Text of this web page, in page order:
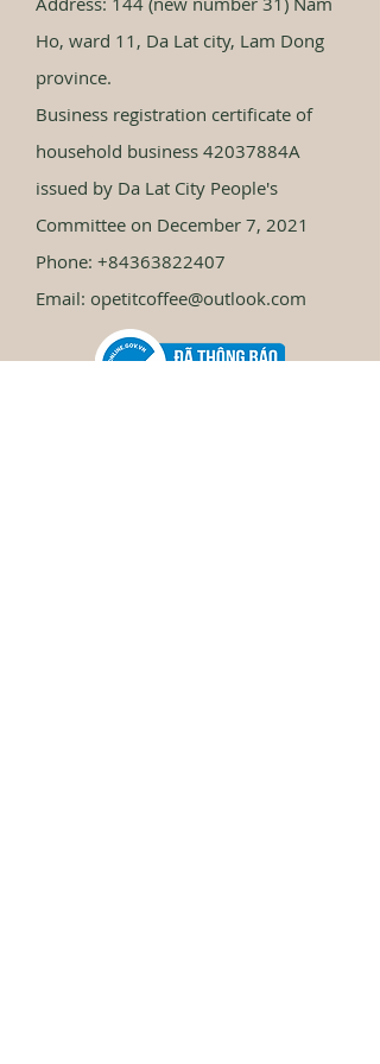
Ho, ward 11, Da Lat city, Lam Dong
province.
Business registration certificate of
household business 42037884A
issued by Da Lat City People's
Committee on December 7, 2021
Phone: +84363822407
Email: opetitcoffee@outlook.com